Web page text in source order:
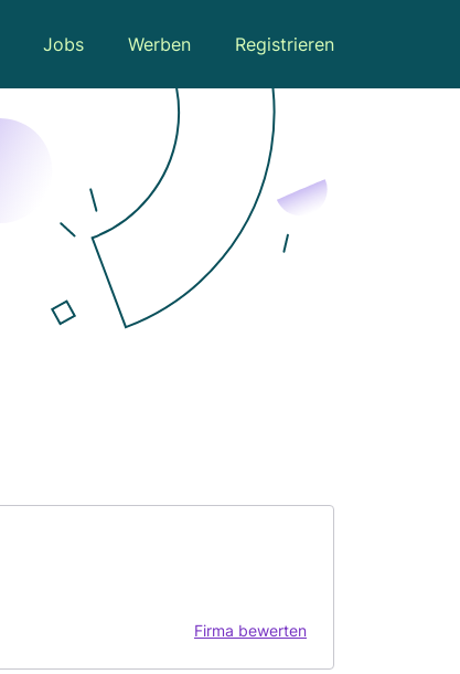
Jobs Werben Registrieren
Firma bewerten